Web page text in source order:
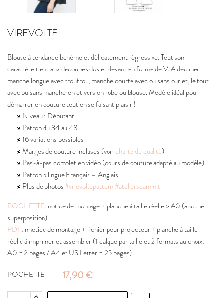
VIREVOLTE
Blouse à tendance bohème et délicatement régressive. Tout son
caractère tient aux découpes dos et devant en forme de V. A decliner
manche longue avec froufrou, manche courte avec ou sans ourlet, le tout
avec ou sans mancheron et version robe ou blouse. Modèle idéal pour
démarrer en couture tout en se faisant plaisir !
Niveau : Débutant
Patron du 34 au 48
16 variations possibles
Marges de couture incluses (voircharte de qualité)
Pas-à-pas complet en vidéo (cours de couture adapté au modèle)
Patron bilingue Français – Anglais
Plus de photos #virevoltepattern#atelierscammit
POCHETTE: notice de montage + planche à taille réelle > A0 (aucune
superposition)
PDF: nnotice de montage + fichier pour projecteur + planche à taille
réelle à imprimer et assembler (1 calque par taille et 2 formats au choix:
A0 = 2 pages / A4 et US Letter = 25 pages)
POCHETTE
17,90 €